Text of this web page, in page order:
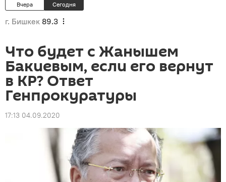
Вчера Сегодня
г. Бишкек 89.3
Что будет с Жанышем
Бакиевым, если его вернут
в КР? Ответ
Генпрокуратуры
17:13 04.09.2020